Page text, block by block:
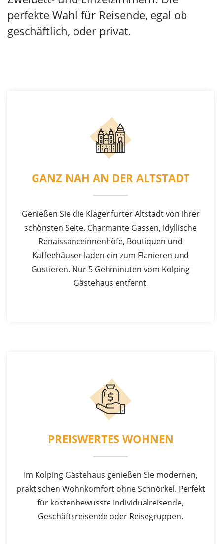
perfekte Wahl für Reisende, egal ob
geschäftlich, oder privat.
GANZ NAH AN DER ALTSTADT
Genießen Sie die Klagenfurter Altstadt von ihrer
schönsten Seite. Charmante Gassen, idyllische
Renaissanceinnenhöfe, Boutiquen und
Kaffeehäuser laden ein zum Flanieren und
Gustieren. Nur 5 Gehminuten vom Kolping
Gästehaus entfernt.
PREISWERTES WOHNEN
Im Kolping Gästehaus genießen Sie modernen,
praktischen Wohnkomfort ohne Schnörkel. Perfekt
für kostenbewusste Individualreisende,
Geschäftsreisende oder Reisegruppen.